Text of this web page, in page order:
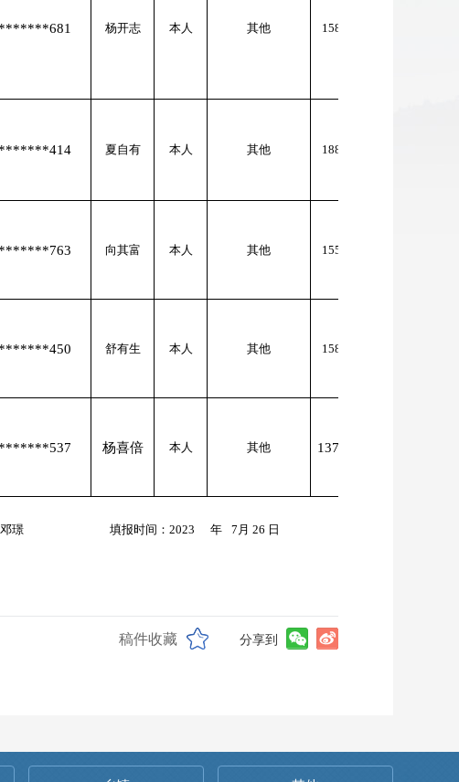
杨开志 本人 其他 158****425
夏自有 本人 其他 188****645
向其富 本人 其他 155****331
舒有生 本人 其他 158****872
杨喜倍 本人 其他 137****624
璟 填报时间：2023 年 7月 26 日
稿件收藏 分享到